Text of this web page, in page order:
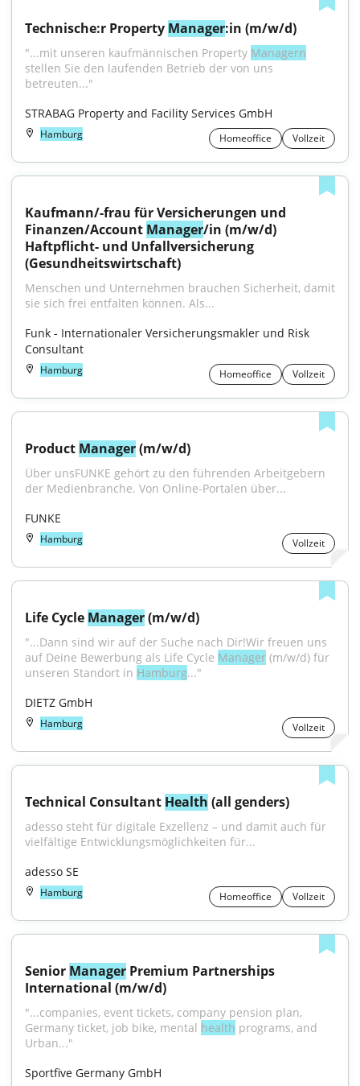
Technische:r Property Manager:in (m/w/d)
"...mit unseren kaufmännischen Property Managern
stellen Sie den laufenden Betrieb der von uns
betreuten..."
STRABAG Property and Facility Services GmbH
Hamburg Homeoffice Vollzeit
Kaufmann/-frau für Versicherungen und
Finanzen/Account Manager/in (m/w/d)
Haftpflicht- und Unfallversicherung
(Gesundheitswirtschaft)
Menschen und Unternehmen brauchen Sicherheit, damit
sie sich frei entfalten können. Als...
Funk - Internationaler Versicherungsmakler und Risk
Consultant
Hamburg Homeoffice Vollzeit
Product Manager (m/w/d)
Über unsFUNKE gehört zu den führenden Arbeitgebern
der Medienbranche. Von Online-Portalen über...
FUNKE
Hamburg Vollzeit
Life Cycle Manager (m/w/d)
"...Dann sind wir auf der Suche nach Dir!Wir freuen uns
auf Deine Bewerbung als Life Cycle Manager (m/w/d) für
unseren Standort in Hamburg..."
DIETZ GmbH
Hamburg Vollzeit
Technical Consultant Health (all genders)
adesso steht für digitale Exzellenz – und damit auch für
vielfältige Entwicklungsmöglichkeiten für...
adesso SE
Hamburg Homeoffice Vollzeit
Senior Manager Premium Partnerships
International (m/w/d)
"...companies, event tickets, company pension plan,
Germany ticket, job bike, mental health programs, and
Urban..."
Sportfive Germany GmbH